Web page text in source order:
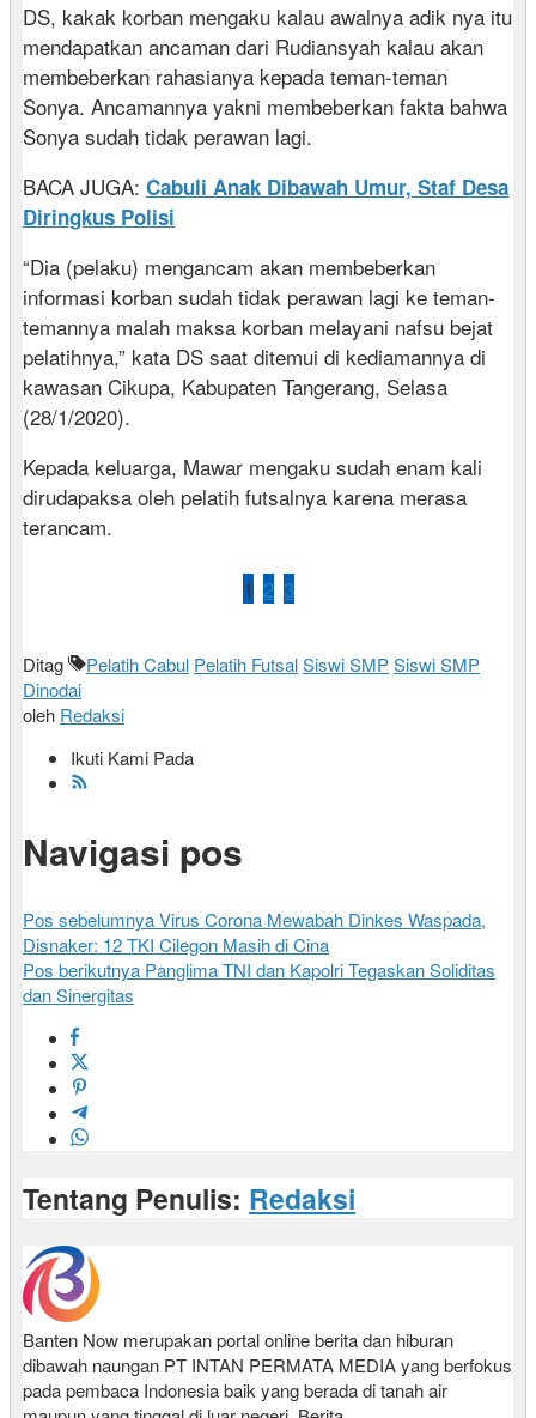
DS, kakak korban mengaku kalau awalnya adik nya itu
mendapatkan ancaman dari Rudiansyah kalau akan
membeberkan rahasianya kepada teman-teman
Sonya. Ancamannya yakni membeberkan fakta bahwa
Sonya sudah tidak perawan lagi.
BACA JUGA: Cabuli Anak Dibawah Umur, Staf Desa
Diringkus Polisi
“Dia (pelaku) mengancam akan membeberkan
informasi korban sudah tidak perawan lagi ke teman-
temannya malah maksa korban melayani nafsu bejat
pelatihnya,” kata DS saat ditemui di kediamannya di
kawasan Cikupa, Kabupaten Tangerang, Selasa
(28/1/2020).
Kepada keluarga, Mawar mengaku sudah enam kali
dirudapaksa oleh pelatih futsalnya karena merasa
terancam.
1 2 3
Ditag Pelatih Cabul Pelatih FutsalSiswi SMPSiswi SMP
Dinodai
oleh Redaksi
Ikuti Kami Pada
Navigasi pos
Pos sebelumnyaVirus Corona Mewabah Dinkes Waspada,
Disnaker: 12 TKI Cilegon Masih di Cina
Pos berikutnya Panglima TNI dan Kapolri Tegaskan Soliditas
dan Sinergitas
Tentang Penulis: Redaksi
Banten Now merupakan portal online berita dan hiburan
dibawah naungan PT INTAN PERMATA MEDIA yang berfokus
pada pembaca Indonesia baik yang berada di tanah air